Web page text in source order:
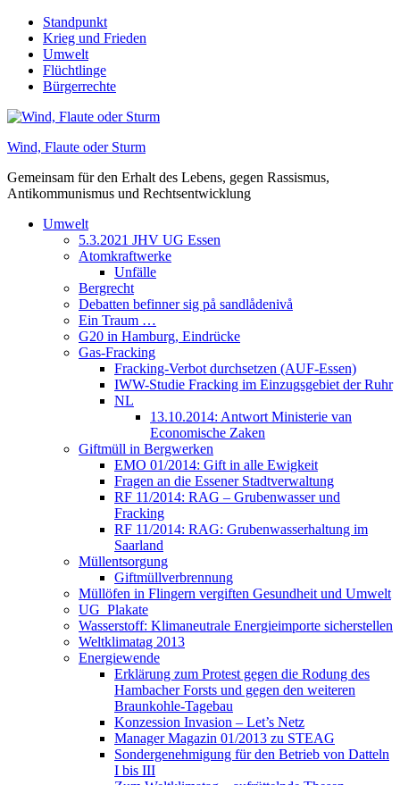
Skip
content
Standpunkt
Krieg und Frieden
Umwelt
Flüchtlinge
Bürgerrechte
Wind, Flaute oder Sturm
Gemeinsam für den Erhalt des Lebens, gegen Rassismus,
Antikommunismus und Rechtsentwicklung
Umwelt
5.3.2021 JHV UG Essen
Atomkraftwerke
Unfälle
Bergrecht
Debatten befinner sig på sandlådenivå
Ein Traum …
G20 in Hamburg, Eindrücke
Gas-Fracking
Fracking-Verbot durchsetzen (AUF-Essen)
IWW-Studie Fracking im Einzugsgebiet der Ruhr
NL
13.10.2014: Antwort Ministerie van
Economische Zaken
Giftmüll in Bergwerken
EMO 01/2014: Gift in alle Ewigkeit
Fragen an die Essener Stadtverwaltung
RF 11/2014: RAG – Grubenwasser und
Fracking
RF 11/2014: RAG: Grubenwasserhaltung im
Saarland
Müllentsorgung
Giftmüllverbrennung
Müllöfen in Flingern vergiften Gesundheit und Umwelt
UG_Plakate
Wasserstoff: Klimaneutrale Energieimporte sicherstellen
Weltklimatag 2013
Energiewende
Erklärung zum Protest gegen die Rodung des
Hambacher Forsts und gegen den weiteren
Braunkohle-Tagebau
Konzession Invasion – Let’s Netz
Manager Magazin 01/2013 zu STEAG
Sondergenehmigung für den Betrieb von Datteln
I bis III